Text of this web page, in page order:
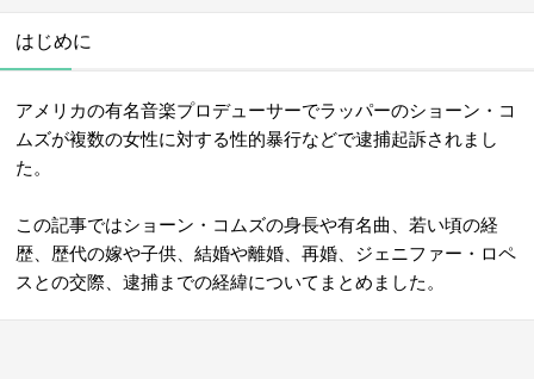
はじめに
アメリカの有名音楽プロデューサーでラッパーのショーン・コ
ムズが複数の女性に対する性的暴行などで逮捕起訴されまし
た。
この記事ではショーン・コムズの身長や有名曲、若い頃の経
歴、歴代の嫁や子供、結婚や離婚、再婚、ジェニファー・ロペ
スとの交際、逮捕までの経緯についてまとめました。